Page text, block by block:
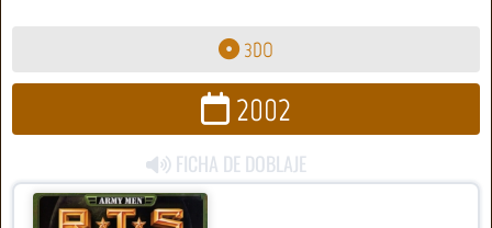
3DO
2002
FICHA DE DOBLAJE